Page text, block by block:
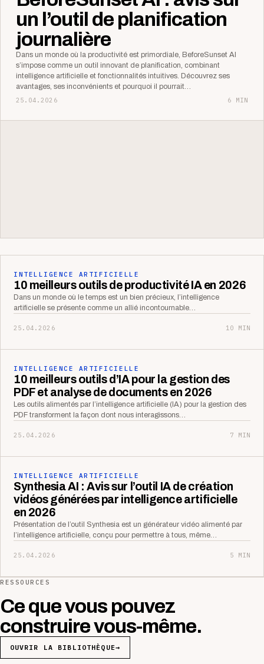
un l’outil de planification
journalière
Dans un monde où la productivité est primordiale, BeforeSunset AI
s’impose comme un outil innovant de planification, combinant
intelligence artificielle et fonctionnalités intuitives. Découvrez ses
avantages, ses inconvénients et pourquoi il pourrait…
25.04.2026
6 MIN
INTELLIGENCE ARTIFICIELLE
10 meilleurs outils de productivité IA en 2026
Dans un monde où le temps est un bien précieux, l’intelligence
artificielle se présente comme un allié incontournable…
25.04.2026 10 MIN
INTELLIGENCE ARTIFICIELLE
10 meilleurs outils d’IA pour la gestion des
PDF et analyse de documents en 2026
Les outils alimentés par l’intelligence artificielle (IA) pour la gestion des
PDF transforment la façon dont nous interagissons…
25.04.2026 7 MIN
INTELLIGENCE ARTIFICIELLE
Synthesia AI : Avis sur l’outil IA de création
vidéos générées par intelligence artificielle
en 2026
Présentation de l’outil Synthesia est un générateur vidéo alimenté par
l’intelligence artificielle, conçu pour permettre à tous, même…
25.04.2026 5 MIN
RESSOURCES
Ce que vous pouvez
construire vous-même.
OUVRIR LA BIBLIOTHÈQUE→